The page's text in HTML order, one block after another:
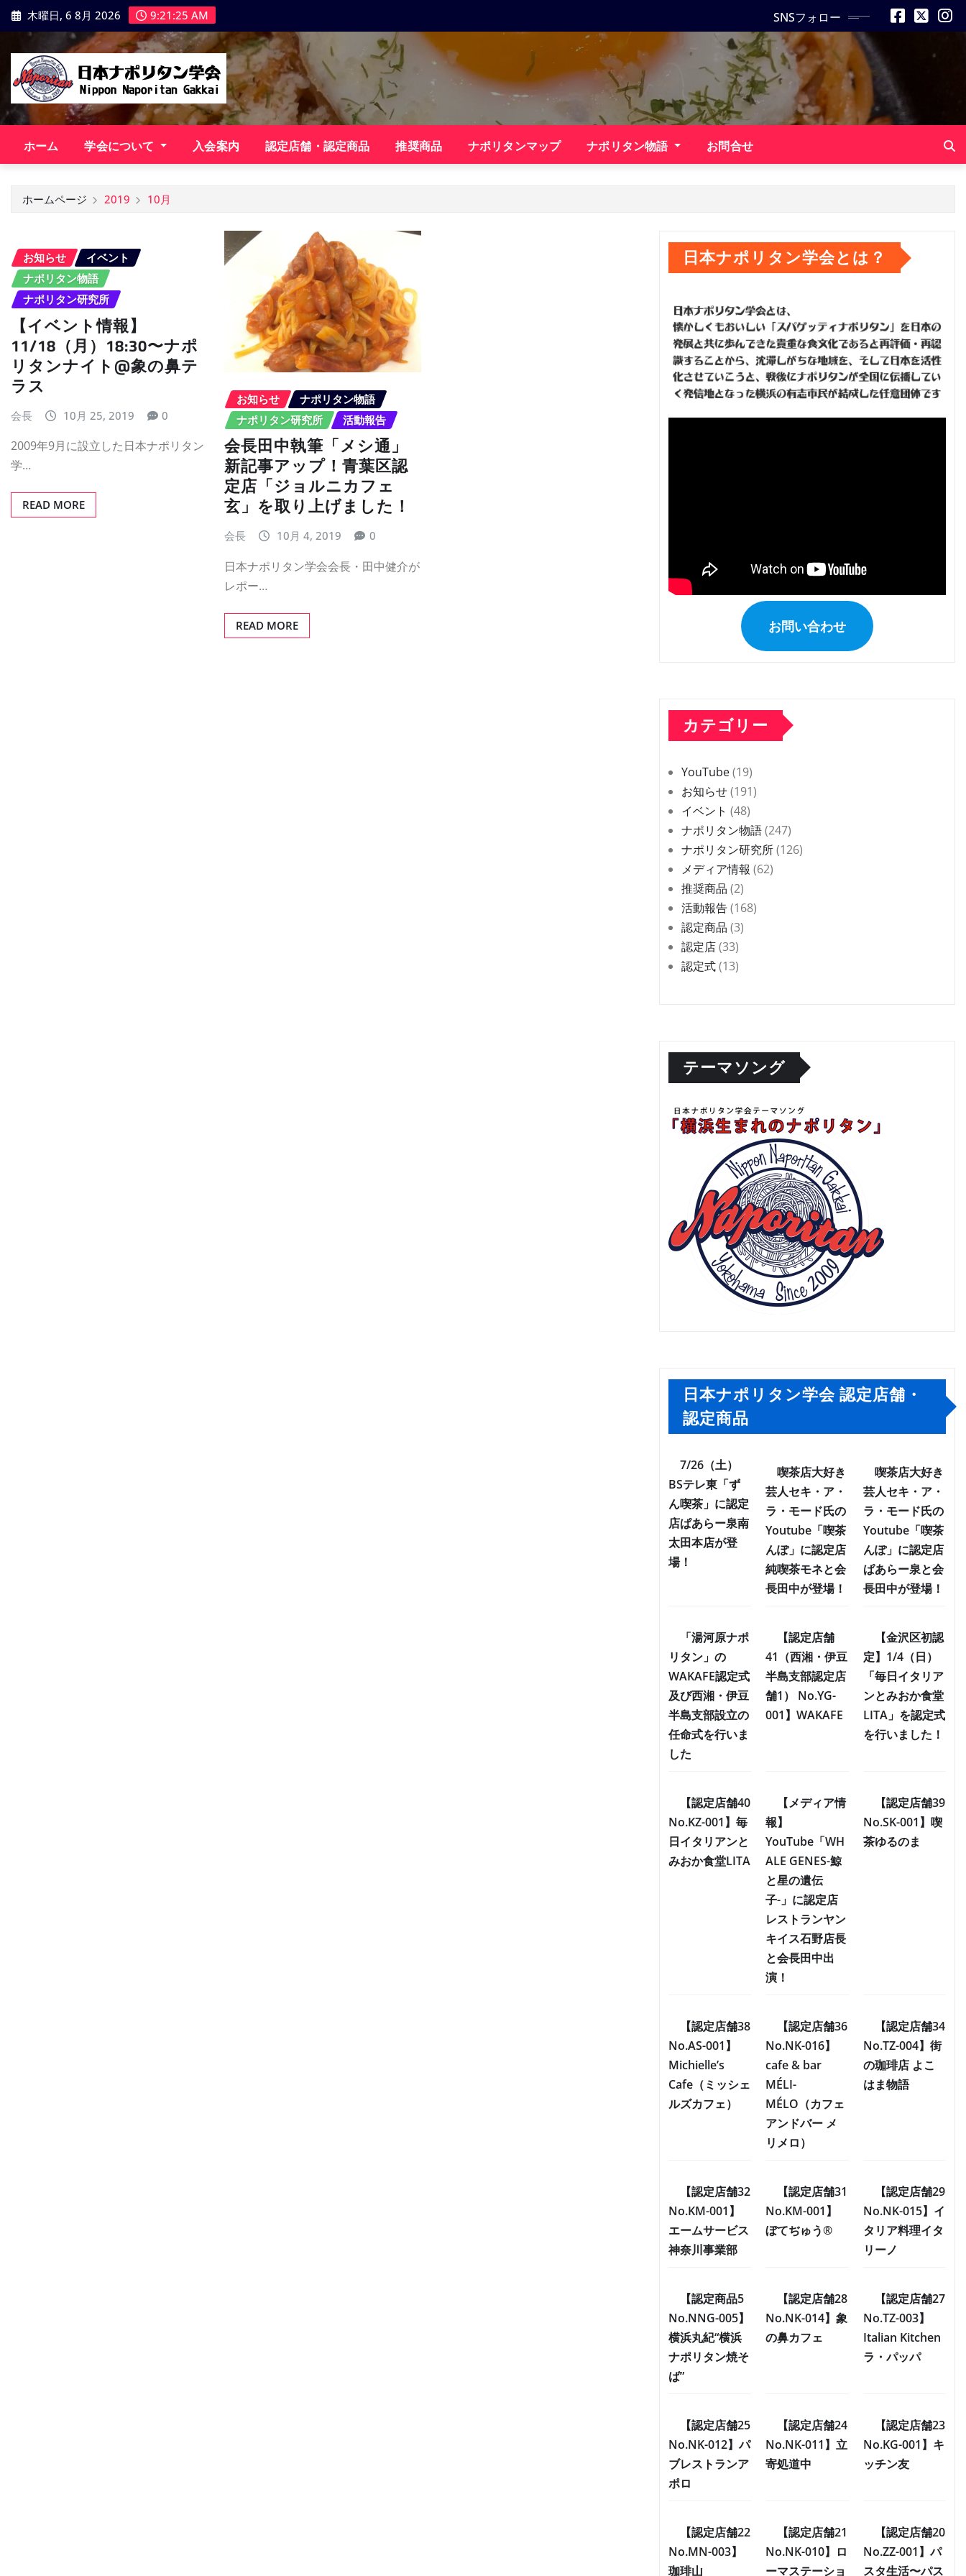
ン
ス
ッ
木曜日, 6 8月 2026 9:21:26 AM SNSフォロー
ホーム 学会について 入会案内 認定店舗・認定商品 推奨商品 ナポリタンマップ ナポリタン物語 お問合せ
ホームページ 2019 10月
お知らせ
イベント
ナポリタン物語
ナポリタン研究所
【イベント情報】
11/18（月）18:30〜ナポ
リタンナイト@象の鼻テ
ラス
会長 10月 25, 2019 0
2009年9月に設立した日本ナポリタン
学…
READ MORE
お知らせ
ナポリタン物語
ナポリタン研究所
活動報告
会長田中執筆「メシ通」
新記事アップ！青葉区認
定店「ジョルニカフェ
玄」を取り上げました！
会長 10月 4, 2019 0
日本ナポリタン学会会長・田中健介が
レポー…
READ MORE
日本ナポリタン学会とは？
お問い合わせ
カテゴリー
YouTube(19)
お知らせ(191)
イベント (48)
ナポリタン物語(247)
ナポリタン研究所(126)
メディア情報 (62)
推奨商品 (2)
活動報告(168)
認定商品 (3)
認定店(33)
認定式(13)
テーマソング
日本ナポリタン学会 認定店舗・
認定商品
7/26（土）
BSテレ東「ず
ん喫茶」に認定
店ぱあらー泉南
太田本店が登
場！
喫茶店大好き
芸人セキ・ア・
ラ・モード氏の
Youtube「喫茶
んぽ」に認定店
純喫茶モネと会
長田中が登場！
喫茶店大好き
芸人セキ・ア・
ラ・モード氏の
Youtube「喫茶
んぽ」に認定店
ぱあらー泉と会
長田中が登場！
「湯河原ナポ
リタン」の
WAKAFE認定式
及び西湘・伊豆
半島支部設立の
任命式を行いま
した
【認定店舗
41（西湘・伊豆
半島支部認定店
舗1） No.YG-
001】WAKAFE
【金沢区初認
定】1/4（日）
「毎日イタリア
ンとみおか食堂
LITA」を認定式
を行いました！
【認定店舗40
No.KZ-001】毎
日イタリアンと
みおか食堂LITA
【メディア情
報】
YouTube「WH
ALE GENES-鯨
と星の遺伝
子-」に認定店
レストランヤン
キイス石野店長
と会長田中出
演！
【認定店舗39
No.SK-001】喫
茶ゆるのま
【認定店舗38
No.AS-001】
Michielle’s
Cafe（ミッシェ
ルズカフェ）
【認定店舗36
No.NK-016】
cafe & bar
MÉLI-
MÉLO（カフェ
アンドバー メ
リメロ）
【認定店舗34
No.TZ-004】街
の珈琲店 よこ
はま物語
【認定店舗32
No.KM-001】
エームサービス
神奈川事業部
【認定店舗31
No.KM-001】
ぼてぢゅう®
【認定店舗29
No.NK-015】イ
タリア料理イタ
リーノ
【認定商品5
No.NNG-005】
横浜丸紀“横浜
ナポリタン焼そ
ば”
【認定店舗28
No.NK-014】象
の鼻カフェ
【認定店舗27
No.TZ-003】
Italian Kitchen
ラ・パッパ
【認定店舗25
No.NK-012】パ
ブレストランア
ポロ
【認定店舗24
No.NK-011】立
寄処道中
【認定店舗23
No.KG-001】キ
ッチン友
【認定店舗22
No.MN-003】
珈琲山
【認定店舗21
No.NK-010】ロ
ーマステーショ
【認定店舗20
No.ZZ-001】パ
スタ生活〜パス